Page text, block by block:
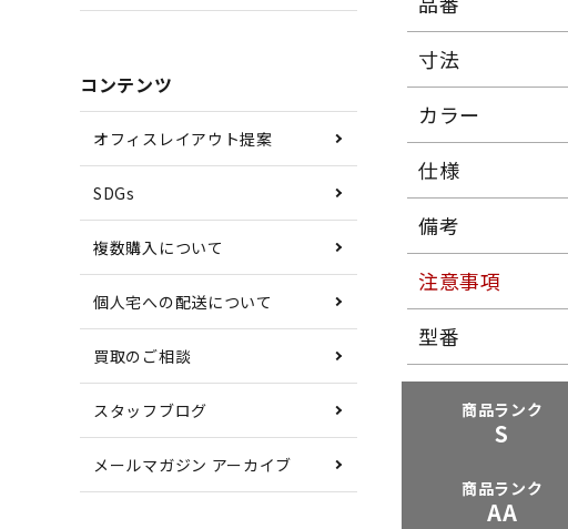
コンテンツ
オフィスレイアウト提案
SDGs
複数購入について
個人宅への配送について
買取のご相談
スタッフブログ
メールマガジン アーカイブ
寸法
カラー
仕様
備考
注意事項
型番
商品ランク
S
商品ランク
AA